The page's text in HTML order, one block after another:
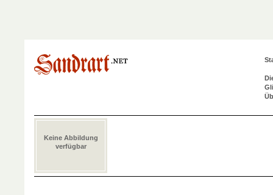
Keine Abbildung
verfügbar